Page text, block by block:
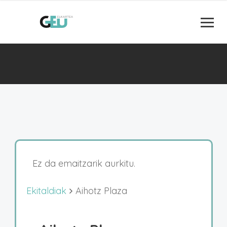
Ez da emaitzarik aurkitu.
Ekitaldiak Aihotz Plaza